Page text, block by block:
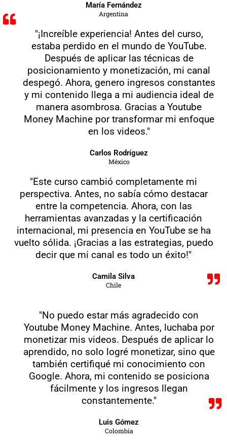
María Fernández
Argentina
"¡Increíble experiencia! Antes del curso,
estaba perdido en el mundo de YouTube.
Después de aplicar las técnicas de
posicionamiento y monetización, mi canal
despegó. Ahora, genero ingresos constantes
y mi contenido llega a mi audiencia ideal de
manera asombrosa. Gracias a Youtube
Money Machine por transformar mi enfoque
en los videos."
Carlos Rodríguez
México
"Este curso cambió completamente mi
perspectiva. Antes, no sabía cómo destacar
entre la competencia. Ahora, con las
herramientas avanzadas y la certificación
internacional, mi presencia en YouTube se ha
vuelto sólida. ¡Gracias a las estrategias, puedo
decir que mi canal es todo un éxito!"
Camila Silva
Chile
"No puedo estar más agradecido con
Youtube Money Machine. Antes, luchaba por
monetizar mis videos. Después de aplicar lo
aprendido, no solo logré monetizar, sino que
también certifiqué mi conocimiento con
Google. Ahora, mi contenido se posiciona
fácilmente y los ingresos llegan
constantemente."
Luis Gómez
Colombia